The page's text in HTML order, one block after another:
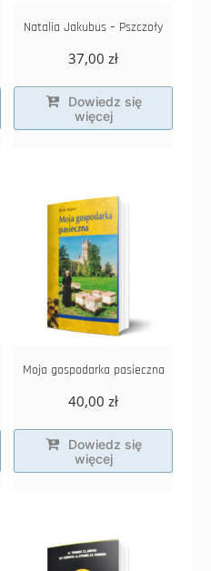
Natalia Jakubus – Pszczoły
37,00zł
Dowiedz się
więcej
Moja gospodarka pasieczna
40,00zł
Dowiedz się
więcej